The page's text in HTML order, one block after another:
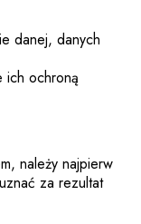
danej, danych
ich ochroną
należy najpierw
za rezultat